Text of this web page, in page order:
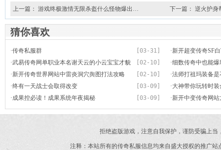
上一篇： 游戏终极激情无限杀盔什么怪物爆出… 下一篇： 逆火护身
猜你喜欢
[03-31]
·传奇私服群 ·新开超变传奇SF
装备全是惊喜
[02-10]
·武易传奇网单职业本名谢天云的小云宝宝才貌 ·细数传奇中也能爆
[02-10]
·新开传奇世界网站中雷炎洞穴舆图打法攻略 ·法师打祖玛装备
[03-09]
·终有一天战士会取得改变 ·大神带你玩转时
[03-09]
·成果控必读！成果系统年夜揭秘 ·新开中变传奇网站
拒绝盗版游戏，注意自我保护，谨防受骗上
注释：本站所有的传奇私服信息均来自盛大授权的推广